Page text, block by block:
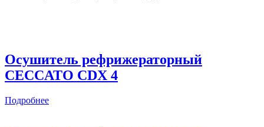
Осушитель рефрижераторный
CECCATO CDX 4
Подробнее